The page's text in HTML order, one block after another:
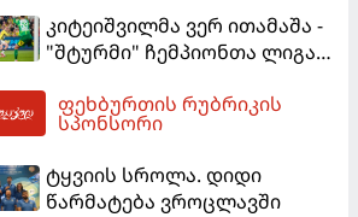
"მალიორკასთან"
დამარცხდა
კიტეიშვილმა ვერ ითამაშა -
"შტურმი" ჩემპიონთა ლიგაზე
დამარცხდა
ფეხბურთის რუბრიკის
სპონსორი
ტყვიის სროლა. დიდი
წარმატება ვროცლავში